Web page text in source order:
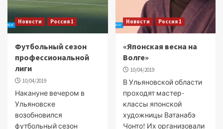
Новости Россия 1
Футбольный сезон
профессиональной
лиги
10/04/2019
Накануне вечером в
Ульяновске
возобновился
футбольный сезон
Новости Россия 1
«Японская весна на
Волге»
10/04/2019
В Ульяновской области
проходят мастер-
классы японской
художницы Ватанабэ
Чонто! Их организовали